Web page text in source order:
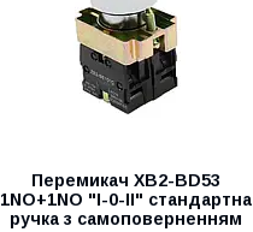
Перемикач XB2-BD53
1NO+1NO "I-0-II" стандартна
ручка з самоповерненням